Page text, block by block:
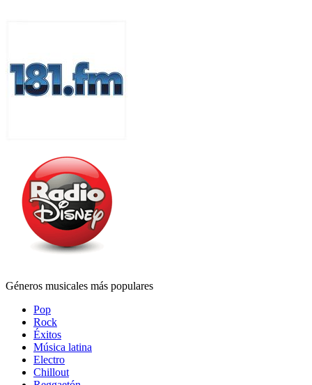
Géneros musicales más populares
Pop
Rock
Éxitos
Música latina
Electro
Chillout